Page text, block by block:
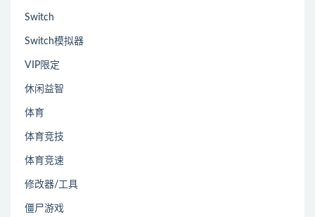
Switch
Switch模拟器
VIP限定
休闲益智
体育
体育竞技
体育竞速
修改器/工具
僵尸游戏